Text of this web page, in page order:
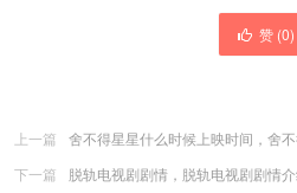
赞 (0)
上一篇
舍不得星星什么时候上映时间，舍
下一篇
脱轨电视剧剧情，脱轨电视剧剧情